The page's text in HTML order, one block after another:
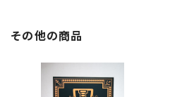
その他の商品